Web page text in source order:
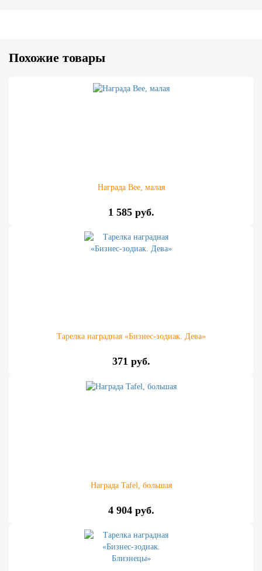
Похожие товары
Награда Bee, малая
1 585 руб.
Тарелка наградная «Бизнес-зодиак. Дева»
371 руб.
Награда Tafel, большая
4 904 руб.